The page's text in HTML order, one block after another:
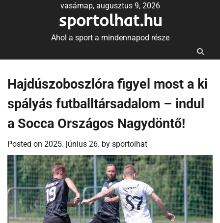
vasárnap, augusztus 9, 2026
sportolhat.hu
Ahol a sport a mindennapod része
Hajdúszoboszlóra figyel most a ki
spályás futballtársadalom – indul
a Socca Országos Nagydöntő!
Posted on 2025. június 26. by sportolhat